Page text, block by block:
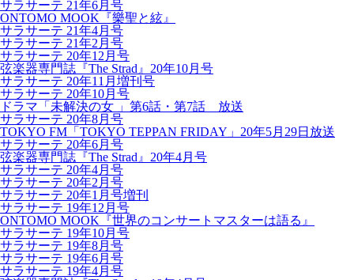
サラサーテ 21年6月号
ONTOMO MOOK『樂聖と絃』
サラサーテ 21年4月号
サラサーテ 21年2月号
サラサーテ 20年12月号
弦楽器専門誌『The Strad』20年10月号
サラサーテ 20年11月増刊号
サラサーテ 20年10月号
ドラマ「未解決の女 」第6話・第7話 放送
サラサーテ 20年8月号
TOKYO FM「TOKYO TEPPAN FRIDAY」20年5月29日放送
サラサーテ 20年6月号
弦楽器専門誌『The Strad』20年4月号
サラサーテ 20年4月号
サラサーテ 20年2月号
サラサーテ 20年1月号増刊
サラサーテ 19年12月号
ONTOMO MOOK『世界のコンサートマスターは語る』
サラサーテ 19年10月号
サラサーテ 19年8月号
サラサーテ 19年6月号
サラサーテ 19年4月号